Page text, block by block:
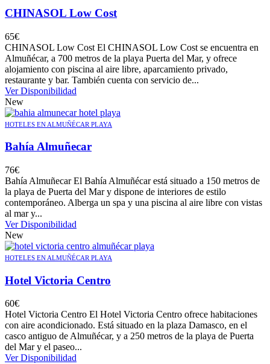
CHINASOL Low Cost
65€
CHINASOL Low Cost El CHINASOL Low Cost se encuentra en
Almuñécar, a 700 metros de la playa Puerta del Mar, y ofrece
alojamiento con piscina al aire libre, aparcamiento privado,
restaurante y bar. También cuenta con servicio de...
Ver Disponibilidad
New
HOTELES EN ALMUÑÉCAR PLAYA
Bahía Almuñecar
76€
Bahía Almuñecar El Bahía Almuñécar está situado a 150 metros de
la playa de Puerta del Mar y dispone de interiores de estilo
contemporáneo. Alberga un spa y una piscina al aire libre con vistas
al mar y...
Ver Disponibilidad
New
HOTELES EN ALMUÑÉCAR PLAYA
Hotel Victoria Centro
60€
Hotel Victoria Centro El Hotel Victoria Centro ofrece habitaciones
con aire acondicionado. Está situado en la plaza Damasco, en el
casco antiguo de Almuñécar, y a 250 metros de la playa de Puerta
del Mar y el paseo...
Ver Disponibilidad